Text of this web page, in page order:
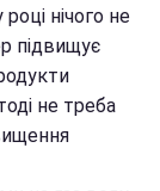
нічого не
підвищує
не треба